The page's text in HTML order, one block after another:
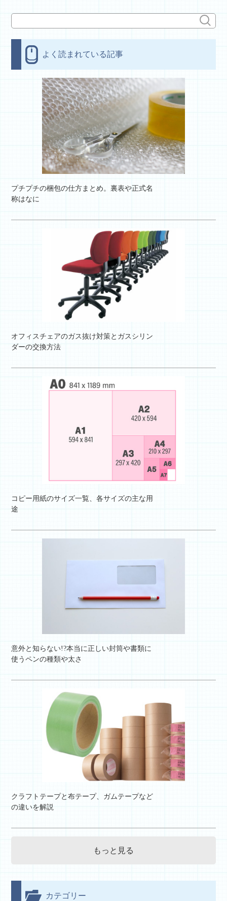
よく読まれている記事
プチプチの梱包の仕方まとめ。裏表や正式名
称はなに
オフィスチェアのガス抜け対策とガスシリン
ダーの交換方法
コピー用紙のサイズ一覧、各サイズの主な用
途
意外と知らない!?本当に正しい封筒や書類に
使うペンの種類や太さ
クラフトテープと布テープ、ガムテープなど
の違いを解説
もっと見る
カテゴリー